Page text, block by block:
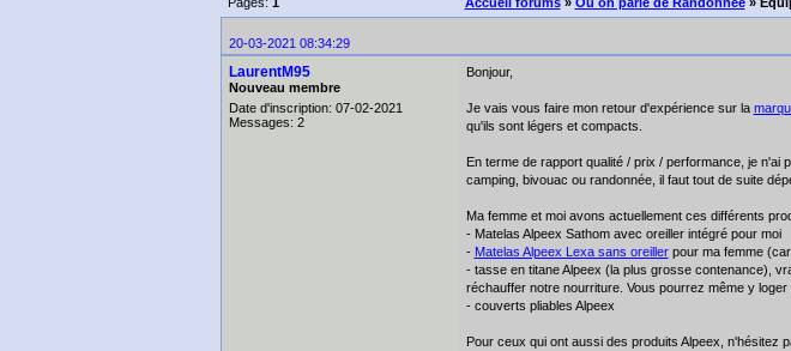
20-03-2021 08:34:29
LaurentM95
Nouveau membre
Date d'inscription: 07-02-2021
Messages: 2
Bonjour,
Je vais vous faire mon retour d'expérience sur la
qu'ils sont légers et compacts.
En terme de rapport qualité / prix / performance, je
camping, bivouac ou randonnée, il faut tout de suite
Ma femme et moi avons actuellement ces différents
- Matelas Alpeex Sathom avec oreiller intégré pour moi
- Matelas Alpeex Lexa sans oreillerpour ma femme (car
- tasse en titane Alpeex (la plus grosse contenance),
réchauffer notre nourriture. Vous pourrez même y
- couverts pliables Alpeex
Pour ceux qui ont aussi des produits Alpeex, n'hésitez